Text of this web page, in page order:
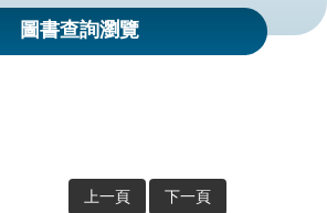
圖書查詢瀏覽
上一頁 下一頁